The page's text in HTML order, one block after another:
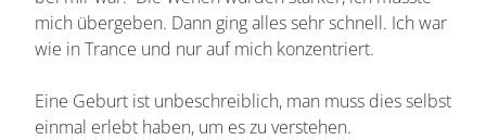
mich übergeben. Dann ging alles sehr schnell. Ich war
wie in Trance und nur auf mich konzentriert.
Eine Geburt ist unbeschreiblich, man muss dies selbst
einmal erlebt haben, um es zu verstehen.